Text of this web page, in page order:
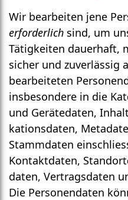
Wir bearbeiten jene
erforderlich sind, um
Tätig­keiten dauerhaft,
sicher und zuverlässig
bearbeiteten
insbesondere in die
und Gerätedaten,
kations­daten,
Stamm­daten
Kontakt­daten,
daten, Vertrags­daten
Die Personen­daten